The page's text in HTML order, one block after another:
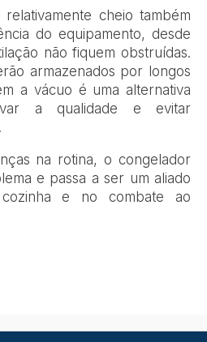
cheio também
do equipamento, desde
não fiquem obstruídas.
armazenados por longos
a vácuo é uma alternativa
a qualidade e evitar
na rotina, o congelador
e passa a ser um aliado
e no combate ao